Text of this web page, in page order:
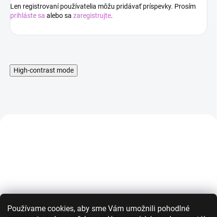
Používame cookies, aby sme Vám umožnili pohodlné
Len registrovaní používatelia môžu pridávať príspevky. Prosím
prihláste sa alebo sa zaregistrujte.
High-contrast mode